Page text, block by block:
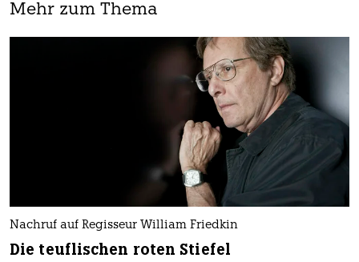
Mehr zum Thema
Nachruf auf Regisseur William Friedkin
Die teuflischen roten Stiefel